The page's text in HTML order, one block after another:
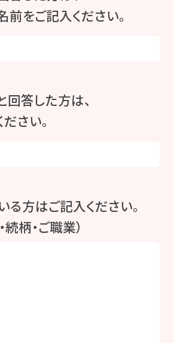
をご記入ください。
答した方は、
さい。
方はご記入ください。
続柄・ご職業）